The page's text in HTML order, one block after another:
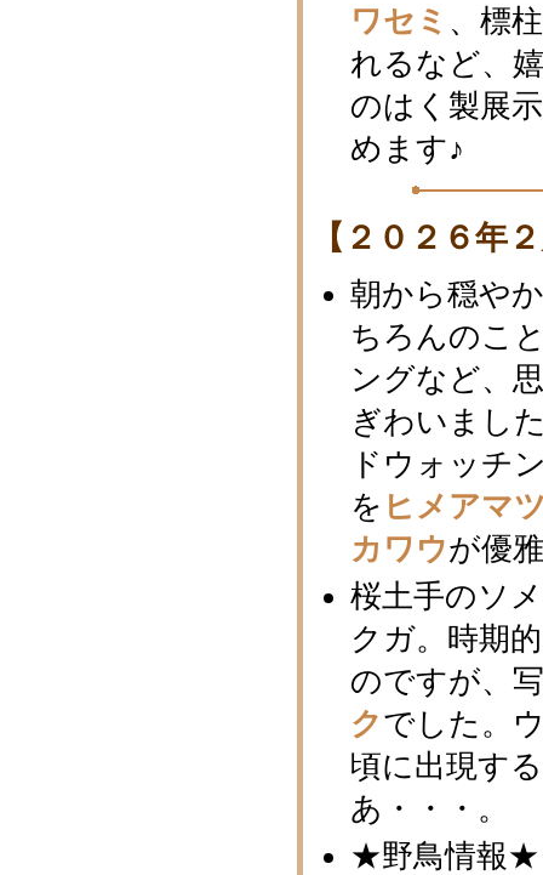
ワセミ 、標
れるなど、
のはく製展
めます♪
【２０２６年
朝から穏や
ちろんのこ
ングなど、
ぎわいまし
ドウォッチ
を ヒメアマ
カワウが優
桜土手のソ
クガ。時期
のですが、
クでした。
頃に出現す
あ・・・。
★野鳥情報★